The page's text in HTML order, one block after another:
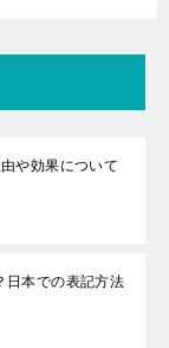
や効果について
日本での表記方法